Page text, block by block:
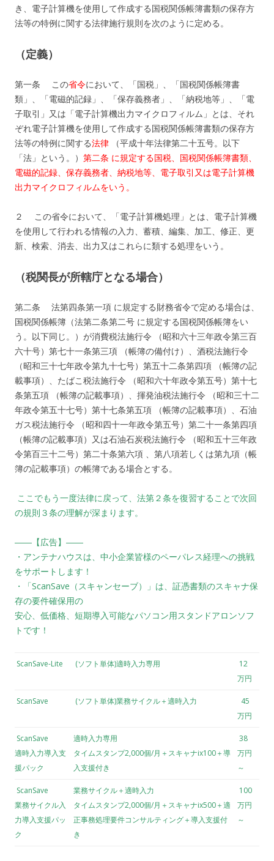
き、電子計算機を使用して作成する国税関係帳簿書類の保存方
法等の特例に関する法律施行規則を次のように定める。
（定義）
第一条 この省令において、「国税」、「国税関係帳簿書
類」、「電磁的記録」、「保存義務者」、「納税地等」、「電
子取引」又は「電子計算機出力マイクロフィルム」とは、それ
ぞれ電子計算機を使用して作成する国税関係帳簿書類の保存方
法等の特例に関する法律 （平成十年法律第二十五号。以下
「法」という。） 第二条 に規定する国税、国税関係帳簿書類、
電磁的記録、保存義務者、納税地等、電子取引又は電子計算機
出力マイクロフィルムをいう。
２ この省令において、「電子計算機処理」とは、電子計算機
を使用して行われる情報の入力、蓄積、編集、加工、修正、更
新、検索、消去、出力又はこれらに類する処理をいう。
（税関長が所轄庁となる場合）
第二条 法第四条第一項 に規定する財務省令で定める場合は、
国税関係帳簿（法第二条第二号 に規定する国税関係帳簿をい
う。以下同じ。）が消費税法施行令 （昭和六十三年政令第三百
六十号）第七十一条第三項 （帳簿の備付け）、酒税法施行令
（昭和三十七年政令第九十七号）第五十二条第四項 （帳簿の記
載事項）、たばこ税法施行令 （昭和六十年政令第五号）第十七
条第五項 （帳簿の記載事項）、揮発油税法施行令 （昭和三十二
年政令第五十七号）第十七条第五項 （帳簿の記載事項）、石油
ガス税法施行令 （昭和四十一年政令第五号）第二十一条第四項
（帳簿の記載事項）又は石油石炭税法施行令 （昭和五十三年政
令第百三十二号）第二十条第六項 、第八項若しくは第九項（帳
簿の記載事項）の帳簿である場合とする。
ここでもう一度法律に戻って、法第２条を復習することで次回
の規則３条の理解が深まります。
――【広告】――
・アンテナハウスは、中小企業皆様のペーパレス経理への挑戦
をサポートします！
・「ScanSave（スキャンセーブ）」は、証憑書類のスキャナ保
存の要件確保用の
安心、低価格、短期導入可能なパソコン用スタンドアロンソフ
トです！
ScanSave-Lite (ソフト単体)適時入力専用
12
万円
ScanSave (ソフト単体)業務サイクル＋適時入力
45
万円
ScanSave
適時入力導入支
援パック
適時入力専用
タイムスタンプ2,000個/月＋スキャナix100＋導
入支援付き
38
万円
～
ScanSave
業務サイクル入
力導入支援パッ
ク
業務サイクル＋適時入力
タイムスタンプ2,000個/月＋スキャナix500＋適
正事務処理要件コンサルティング＋導入支援付
き
100
万円
～